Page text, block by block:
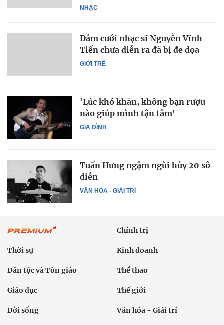
NHẠC
GIỚI TRẺ
Đám cưới nhạc sĩ Nguyễn Vĩnh
Tiến chưa diễn ra đã bị đe dọa
GIA ĐÌNH
'Lúc khó khăn, không bạn rượu
nào giúp mình tận tâm'
VĂN HÓA - GIẢI TRÍ
Tuấn Hưng ngậm ngùi hủy 20 sô
diễn
Chính trị
Thời sự Kinh doanh
Dân tộc và Tôn giáo Thể thao
Giáo dục Thế giới
Đời sống Văn hóa - Giải trí